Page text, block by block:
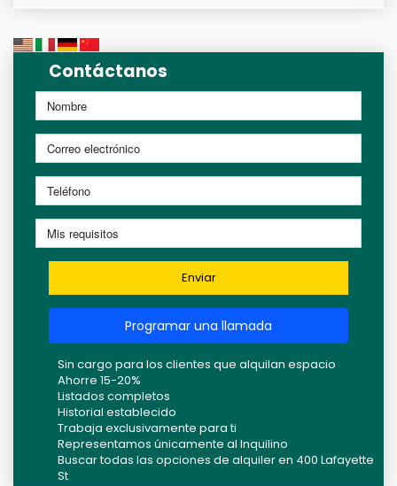
Contáctanos
Enviar
Programar una llamada
Sin cargo para los clientes que alquilan espacio
Ahorre 15-20%
Listados completos
Historial establecido
Trabaja exclusivamente para ti
Representamos únicamente al Inquilino
Buscar todas las opciones de alquiler en 400 Lafayette
St